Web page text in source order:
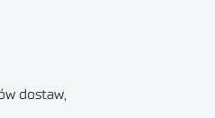
dostaw,